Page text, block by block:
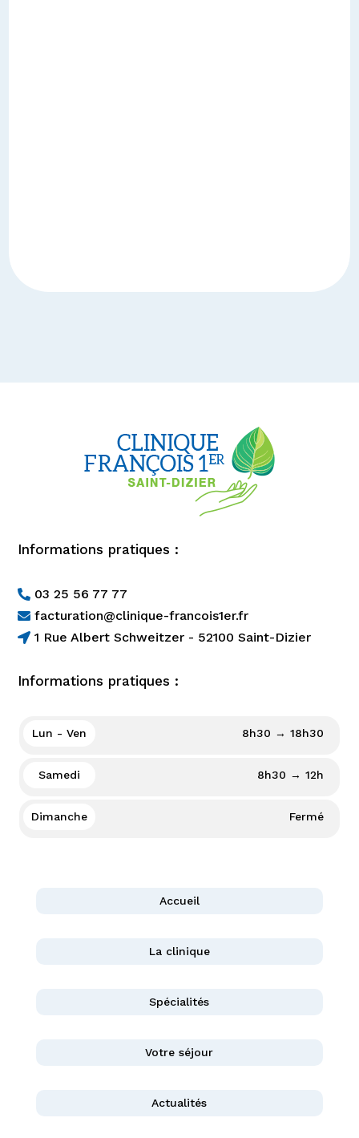
Informations pratiques :
 03 25 56 77 77
 facturation@clinique-francois1er.fr
 1 Rue Albert Schweitzer - 52100 Saint-Dizier
Informations pratiques :
Lun - Ven 8h30 → 18h30
Samedi 8h30 → 12h
Dimanche Fermé
Accueil
La clinique
Spécialités
Votre séjour
Actualités